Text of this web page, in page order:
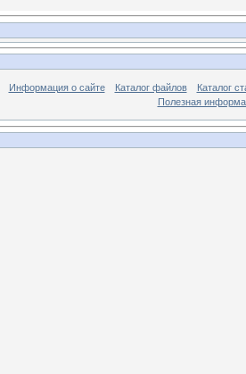
Информация о сайте Каталог файлов
Каталог
Полезная